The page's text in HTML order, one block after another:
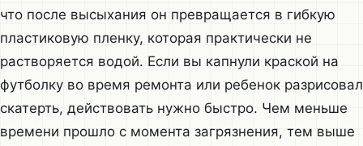
что после высыхания он превращается в гибкую
пластиковую пленку, которая практически не
растворяется водой. Если вы капнули краской на
футболку во время ремонта или ребенок разрисовал
скатерть, действовать нужно быстро. Чем меньше
времени прошло с момента загрязнения, тем выше